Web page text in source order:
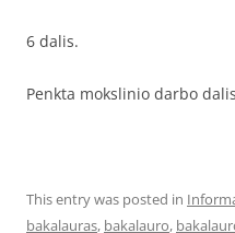
6 dalis.
Penkta mokslinio darbo
This entry was posted in
bakalauras, bakalauro,